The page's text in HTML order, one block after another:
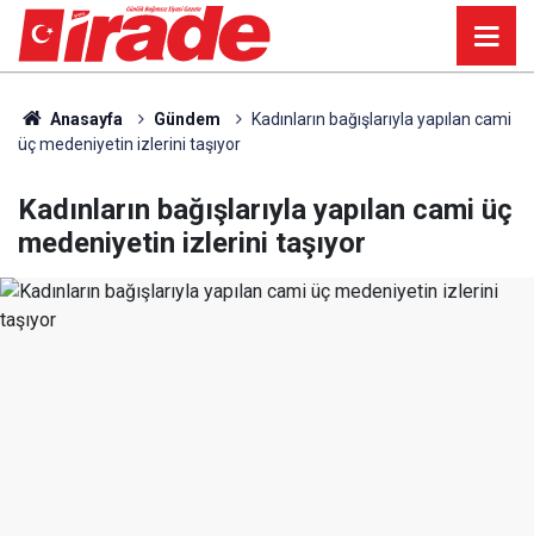
Anasayfa Gündem
Kadınların bağışlarıyla yapılan cami
üç medeniyetin izlerini taşıyor
Kadınların bağışlarıyla yapılan cami üç
medeniyetin izlerini taşıyor